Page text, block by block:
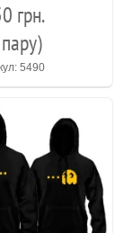
грн.
5490